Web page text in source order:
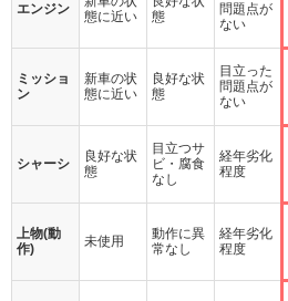
エンジン
態に近い
態
問題点が
ない
ミッショ
ン
新車の状
態に近い
良好な状
態
目立った
問題点が
ない
シャーシ
良好な状
態
目立つサ
ビ・腐食
なし
経年劣化
程度
上物(動
作)
未使用
動作に異
常なし
経年劣化
程度